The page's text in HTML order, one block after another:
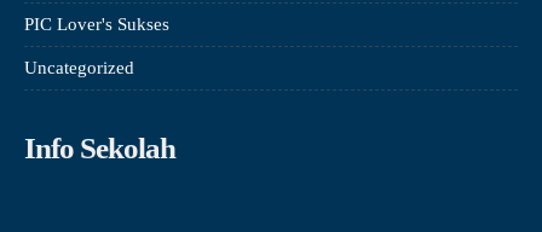
PIC Lover's Sukses
Uncategorized
Info Sekolah